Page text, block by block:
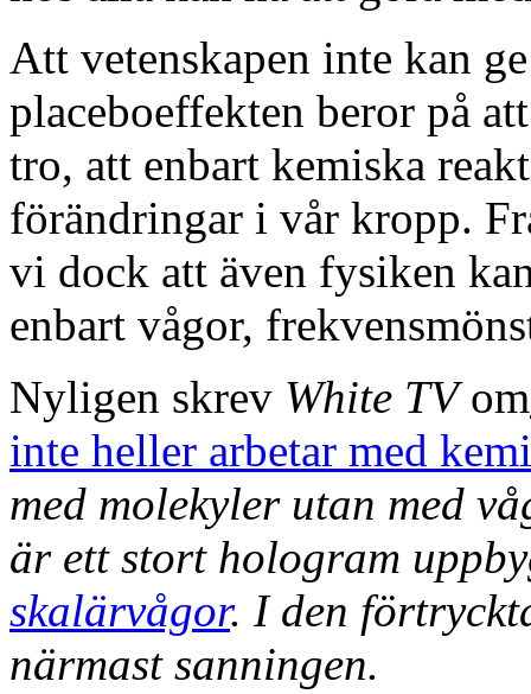
Att vetenskapen inte kan
placeboeffekten beror på
tro, att enbart kemiska
förändringar i vår kropp.
vi dock att även fysiken
enbart vågor,
Nyligen skrev White TVom
inte heller arbetar med
med molekyler utan med
är ett stort hologram
skalärvågor. I den
närmast sanningen.